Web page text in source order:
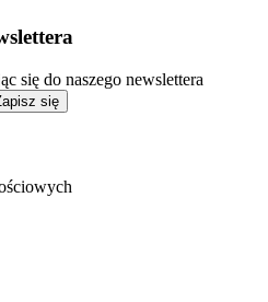
się do naszego newslettera
się